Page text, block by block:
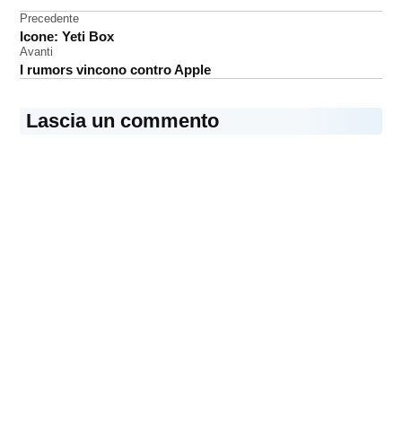
Navigazione
articoli
Precedente
Icone: Yeti Box
Avanti
I rumors vincono contro Apple
Lascia un commento